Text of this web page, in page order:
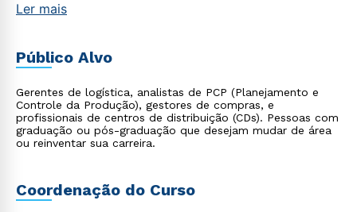
Ler mais
Público Alvo
Gerentes de logística, analistas de PCP (Planejamento e
Controle da Produção), gestores de compras, e
profissionais de centros de distribuição (CDs). Pessoas com
graduação ou pós-graduação que desejam mudar de área
ou reinventar sua carreira.
Coordenação do Curso